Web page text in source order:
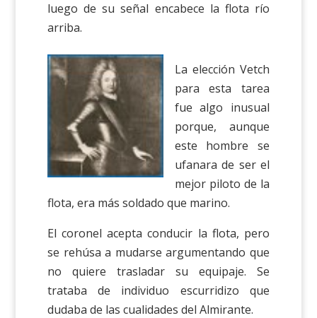
luego de su señal encabece la flota río
arriba.
La elección Vetch
para esta tarea
fue algo inusual
porque, aunque
este hombre se
ufanara de ser el
mejor piloto de la
flota, era más soldado que marino.
El coronel acepta conducir la flota, pero
se rehúsa a mudarse argumentando que
no quiere trasladar su equipaje. Se
trataba de individuo escurridizo que
dudaba de las cualidades del Almirante.